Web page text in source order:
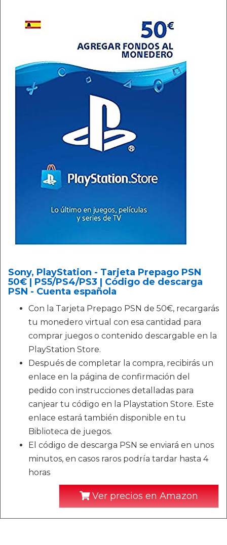
Sony, PlayStation - Tarjeta Prepago PSN
50€ | PS5/PS4/PS3 | Código de descarga
PSN - Cuenta española
Con la Tarjeta Prepago PSN de 50€, recargarás
tu monedero virtual con esa cantidad para
comprar juegos o contenido descargable en la
PlayStation Store.
Después de completar la compra, recibirás un
enlace en la página de confirmación del
pedido con instrucciones detalladas para
canjear tu código en la Playstation Store. Este
enlace estará también disponible en tu
Biblioteca de juegos.
El código de descarga PSN se enviará en unos
minutos, en casos raros podría tardar hasta 4
horas
Ver precios en Amazon